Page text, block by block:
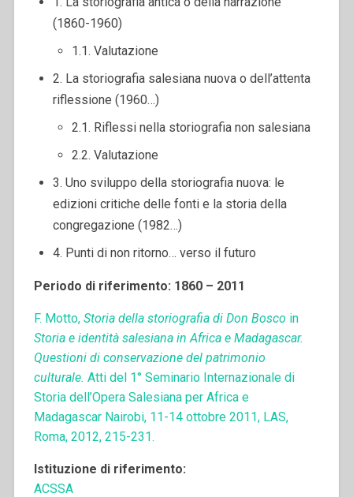
(1860-1960)
1.1. Valutazione
2. La storiografia salesiana nuova o dell’attenta
riflessione (1960…)
2.1. Riflessi nella storiografia non salesiana
2.2. Valutazione
3. Uno sviluppo della storiografia nuova: le
edizioni critiche delle fonti e la storia della
congregazione (1982…)
4. Punti di non ritorno… verso il futuro
Periodo di riferimento: 1860 – 2011
F. Motto, Storia della storiografia di Don Bosco in
Storia e identità salesiana in Africa e Madagascar.
Questioni di conservazione del patrimonio
culturale. Atti del 1° Seminario Internazionale di
Storia dell’Opera Salesiana per Africa e
Madagascar Nairobi, 11-14 ottobre 2011, LAS,
Roma, 2012, 215-231.
Istituzione di riferimento:
ACSSA